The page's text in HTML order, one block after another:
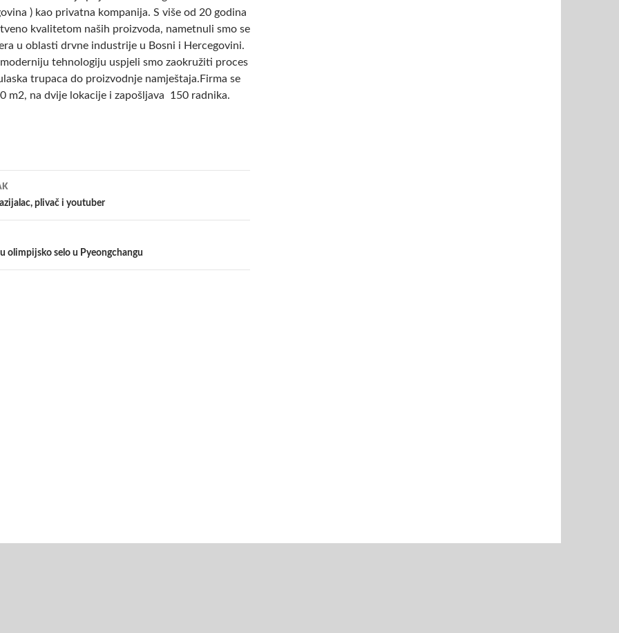
) kao privatna kompanija. S više od 20 godina
kvalitetom naših proizvoda, nametnuli smo se
u oblasti drvne industrije u Bosni i Hercegovini.
tehnologiju uspjeli smo zaokružiti proces
trupaca do proizvodnje namještaja.Firma se
m2, na dvije lokacije i zapošljava 150 radnika.
plivač i youtuber
olimpijsko selo u Pyeongchangu